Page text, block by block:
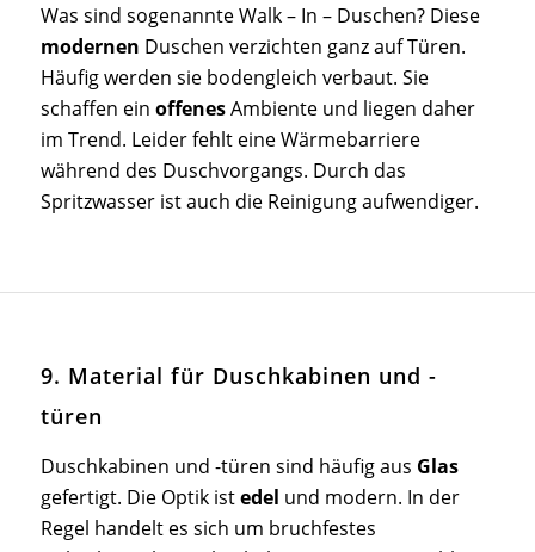
Was sind sogenannteWalk – In – Duschen? Diese
modernen Duschen verzichten ganz auf Türen.
Häufig werden sie bodengleich verbaut. Sie
schaffen ein offenesAmbiente und liegen daher
im Trend. Leider fehlt eine Wärmebarriere
während des Duschvorgangs. Durch das
Spritzwasser ist auch die Reinigung aufwendiger.
9. Material für Duschkabinen und -
türen
Duschkabinen und -türen sind häufig aus Glas
gefertigt. Die Optik istedel und modern. In der
Regel handelt es sich um bruchfestes